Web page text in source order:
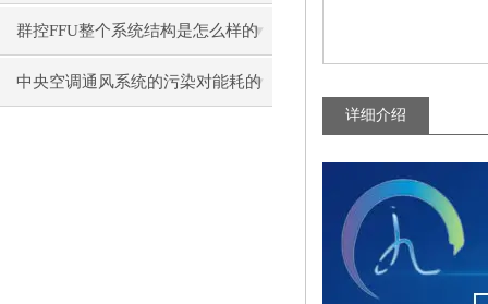
群控FFU整个系统结构是怎么样的
呢？
中央空调通风系统的污染对能耗的
详细介绍